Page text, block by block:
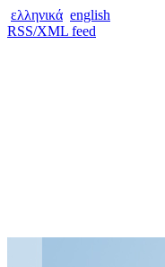
ελληνικά english
RSS/XML feed